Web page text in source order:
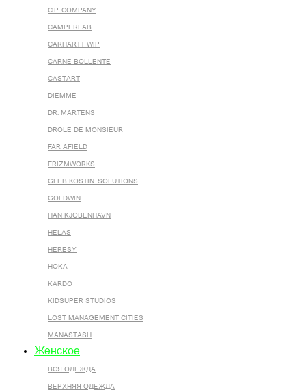
C.P. COMPANY
CAMPERLAB
CARHARTT WIP
CARNE BOLLENTE
CASTART
DIEMME
DR. MARTENS
DROLE DE MONSIEUR
FAR AFIELD
FRIZMWORKS
GLEB KOSTIN .SOLUTIONS
GOLDWIN
HAN KJOBENHAVN
HELAS
HERESY
HOKA
KARDO
KIDSUPER STUDIOS
LOST MANAGEMENT CITIES
MANASTASH
Женское
ВСЯ ОДЕЖДА
ВЕРХНЯЯ ОДЕЖДА